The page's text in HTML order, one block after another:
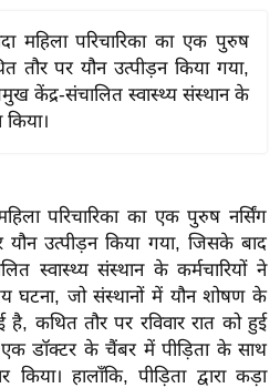
महिला परिचारिका का एक पुरुष
तौर पर यौन उत्पीड़न किया गया,
केंद्र-संचालित स्वास्थ्य संस्थान के
किया।
परिचारिका का एक पुरुष नर्सिंग
यौन उत्पीड़न किया गया, जिसके बाद
स्वास्थ्य संस्थान के कर्मचारियों ने
घटना, जो संस्थानों में यौन शोषण के
कथित तौर पर रविवार रात को हुई
डॉक्टर के चैंबर में पीड़िता के साथ
हालाँकि, पीड़िता द्वारा कड़ा